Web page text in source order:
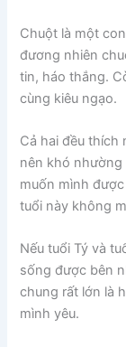
Chuột là một
đương nhiên
tin, háo thắng.
cùng kiêu ngạo.
Cả hai đều thích
nên khó nhường
muốn mình
tuổi này không
Nếu tuổi Tý và
sống được bên
chung rất lớn là
mình yêu.